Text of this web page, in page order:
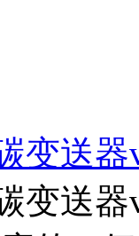
变送器
变送